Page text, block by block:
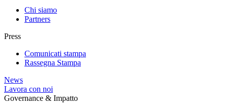
Chi siamo
Partners
Press
Comunicati stampa
Rassegna Stampa
News
Lavora con noi
Governance & Impatto